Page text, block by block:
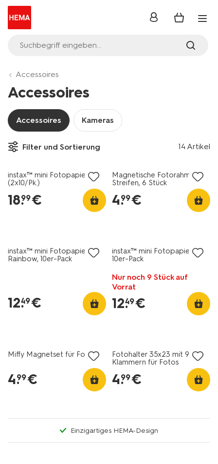
Suchbegriff eingeben...
Anmelden
Accessoires
Accessoires
Accessoires Kameras
Filter und Sortierung 14 Artikel
instax™ mini Fotopapier
(2x10/Pk.)
18.
99€
Magnetische Fotorahmen,
Streifen, 6 Stück
4.
99€
instax™ mini Fotopapier,
Rainbow, 10er-Pack
12.
49€
instax™ mini Fotopapier, lila,
10er-Pack
Nur noch 9 Stück auf
Vorrat
12.
49€
Miffy Magnetset für Fotos
4.
99€
Fotohalter 35x23 mit 9
Klammern für Fotos
4.
99€
Einzigartiges HEMA-Design